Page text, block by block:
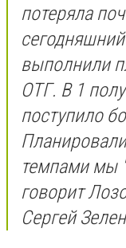
потеряла
выполнили
ОТГ. В 1
поступило
темпами мы
говорит
Сергей